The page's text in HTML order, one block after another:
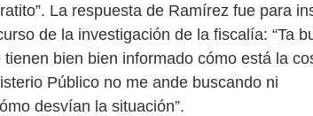
La respuesta de Ramírez fue para
de la investigación de la fiscalía: “Ta
bien bien informado cómo está la
Público no me ande buscando ni
desvían la situación”.